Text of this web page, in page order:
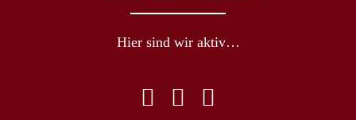
Hier sind wir aktiv…